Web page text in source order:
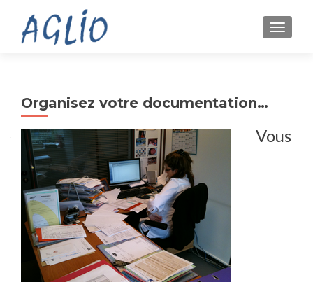
Organisez votre documentation…
Vous